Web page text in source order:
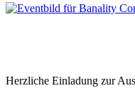
Herzliche Einladung zur